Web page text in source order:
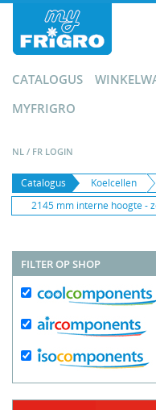
CATALOGUS
MYFRIGRO
NL / FR LOGIN
Catalogus Koelcellen
2145 mm interne hoogte -
FILTER OP SHOP